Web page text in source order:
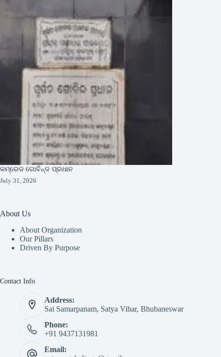
କମ୍ରେଡ ଗୋବିନ୍ଦ ପ୍ରଧାନ
July 31, 2026
About Us
About Organization
Our Pillars
Driven By Purpose​
Contact Info
Address:
Sai Samarpanam, Satya Vihar, Bhubaneswar
Phone:
+91 9437131981
Email: